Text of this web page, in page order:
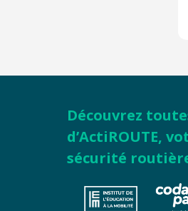
Découvrez
d’ActiROUTE,
sécurité